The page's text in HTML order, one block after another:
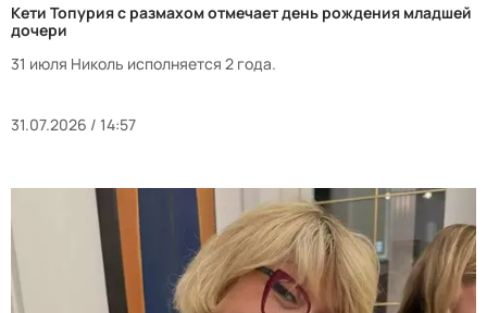
Кети Топурия с размахом отмечает день рождения младшей
дочери
31 июля Николь исполняется 2 года.
31.07.2026 / 14:57